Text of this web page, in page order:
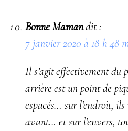
Bonne Mamandit :
7 janvier 2020 à 18 h 48
Il s’agit effectivement
arrière est un point de
espacés… sur l’endroit,
avant… et sur l’envers,